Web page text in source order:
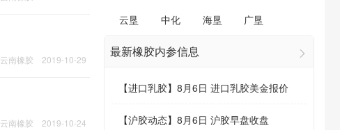
云南橡胶 2019-10-29
云南橡胶 2019-10-24
云垦 中化 海垦 广垦
最新橡胶内参信息
【进口乳胶】 8月6日 进口乳胶美金报价
【沪胶动态】 8月6日 沪胶早盘收盘